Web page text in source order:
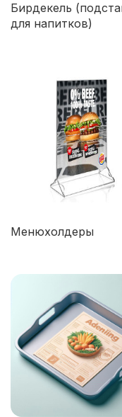
Бирдекель
для напитков)
Менюхолдеры